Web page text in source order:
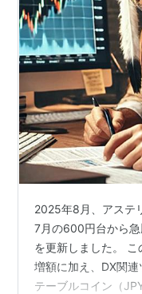
2025年8月、アステ
7月の600円台から
を更新しました。
増額に加え、DX関
テーブルコイン（